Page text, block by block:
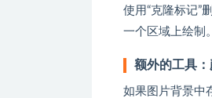
使用“克隆标记”
一个区域上绘制。
额外的工具
如果图片背景中